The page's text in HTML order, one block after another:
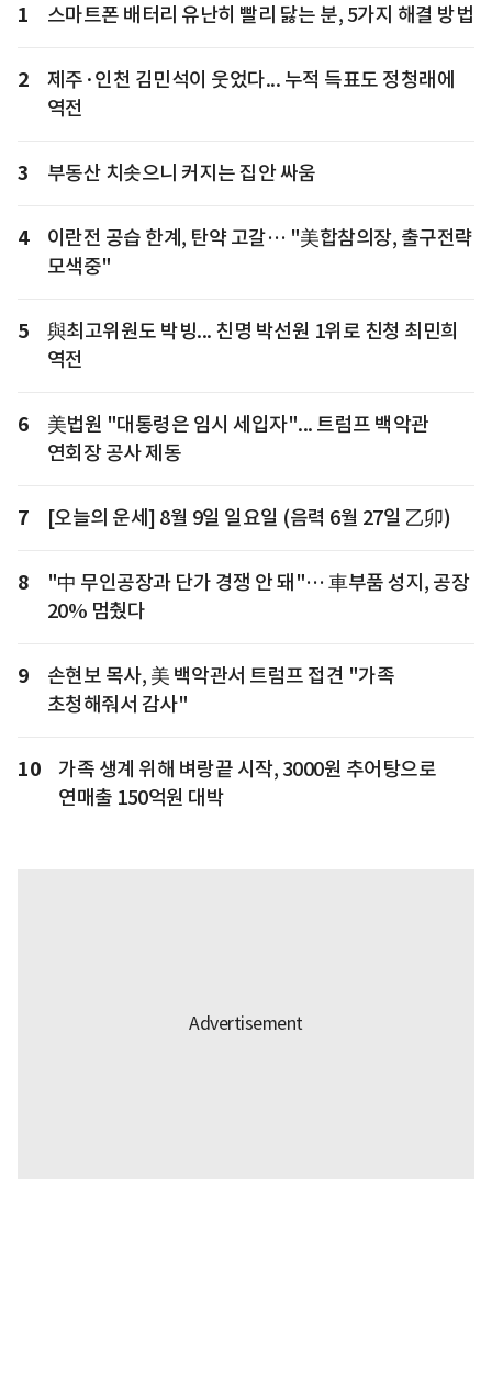
1 스마트폰 배터리 유난히 빨리 닳는 분, 5가지 해결 방법
2
제주·인천 김민석이 웃었다... 누적 득표도 정청래에
역전
3 부동산 치솟으니 커지는 집안 싸움
4
이란전 공습 한계, 탄약 고갈… "美합참의장, 출구전략
모색중"
5
與최고위원도 박빙... 친명 박선원 1위로 친청 최민희
역전
6
美법원 "대통령은 임시 세입자"... 트럼프 백악관
연회장 공사 제동
7 [오늘의 운세] 8월 9일 일요일 (음력 6월 27일 乙卯)
8
"中 무인공장과 단가 경쟁 안 돼"… 車부품 성지, 공장
20% 멈췄다
9
손현보 목사, 美 백악관서 트럼프 접견 "가족
초청해줘서 감사"
10
가족 생계 위해 벼랑끝 시작, 3000원 추어탕으로
연매출 150억원 대박